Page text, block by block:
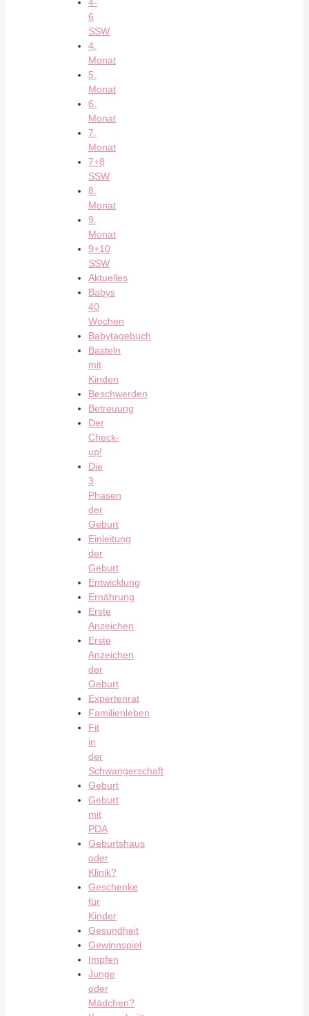
6
SSW
4.
Monat
5.
Monat
6.
Monat
7.
Monat
7+8
SSW
8.
Monat
9.
Monat
9+10
SSW
Aktuelles
Babys
40
Wochen
Babytagebuch
Basteln
mit
Kinden
Beschwerden
Betreuung
Der
Check-
up!
Die
3
Phasen
der
Geburt
Einleitung
der
Geburt
Entwicklung
Ernährung
Erste
Anzeichen
Erste
Anzeichen
der
Geburt
Expertenrat
Familienleben
Fit
in
der
Schwangerschaft
Geburt
Geburt
mit
PDA
Geburtshaus
oder
Klinik?
Geschenke
für
Kinder
Gesundheit
Gewinnspiel
Impfen
Junge
oder
Mädchen?